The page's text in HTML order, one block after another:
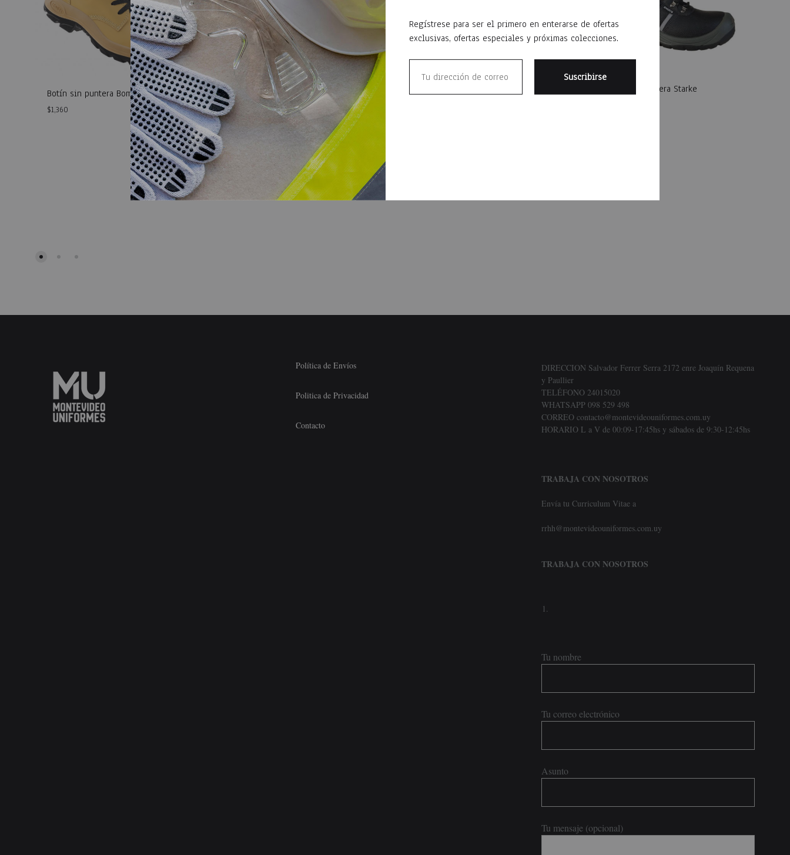
Botín sin puntera Bompel
$1,360
WISHLIST Bermuda Cargo Industrial
Botín sin puntera Starke
Política de Envíos
Politica de Privacidad
Contacto
DIRECCION Salvador Ferrer Serra 2172 enre Joaquín Requena
y Paullier
TELÉFONO 24015020
WHATSAPP 098 529 498
CORREO contacto@montevideouniformes.com.uy
HORARIO L a V de 00:09-17:45hs y sábados de 9:30-12:45hs
TRABAJA CON NOSOTROS
Envía tu Curriculum Vitae a
rrhh@montevideouniformes.com.uy
TRABAJA CON NOSOTROS
Tu nombre
Tu correo electrónico
Asunto
Tu mensaje (opcional)
Regístrese para ser el primero en enterarse de ofertas
exclusivas, ofertas especiales y próximas colecciones.